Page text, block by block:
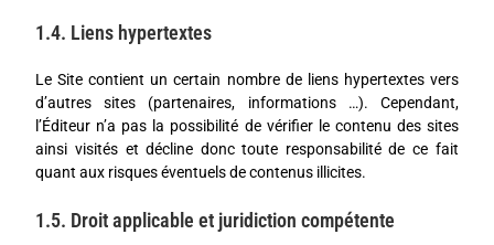
1.4. Liens hypertextes
Le Site contient un certain nombre de liens hypertextes vers
d’autres sites (partenaires, informations …). Cependant,
l’Éditeur n’a pas la possibilité de vérifier le contenu des sites
ainsi visités et décline donc toute responsabilité de ce fait
quant aux risques éventuels de contenus illicites.
1.5. Droit applicable et juridiction compétente